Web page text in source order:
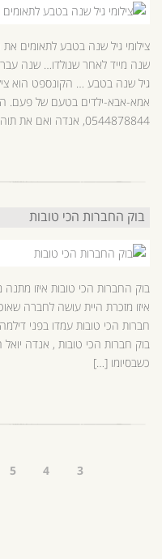
צילומי גיל שנה בטבע לתאומים
שנה מייד לאחר שנולדו… שנה
גיל שנה בטבע … הקונספט הוא
אמא-אבא-ילדים בטעם של פעם.
0544878844, אנדה ואם את תוהה איך זה נראה מאחורי הקלעים… […]
בוק החברות הכי טובות
בוק החברות הכי טובות איזו
איזו מזכרת היית עושה לחברה
חברות הכי טובות עמדו בפני
בוק חברות הכי טובות , אנדה
כשבסיומו […]
3
4
5